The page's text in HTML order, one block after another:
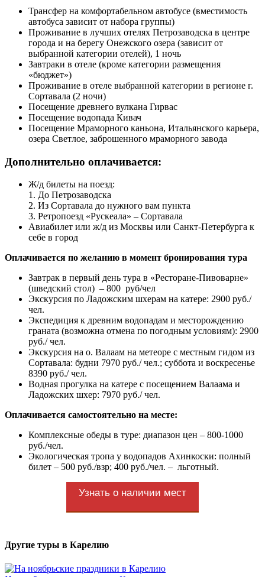
Трансфер на комфортабельном автобусе (вместимость
автобуса зависит от набора группы)
Проживание в лучших отелях Петрозаводска в центре
города и на берегу Онежского озера (зависит от
выбранной категории отелей), 1 ночь
Завтраки в отеле (кроме категории размещения
«бюджет»)
Проживание в отеле выбранной категории в регионе г.
Сортавала (2 ночи)
Посещение древнего вулкана Гирвас
Посещение водопада Кивач
Посещение Мраморного каньона, Итальянского карьера,
озера Светлое, заброшенного мраморного завода
Дополнительно оплачивается:
Ж/д билеты на поезд:
1. До Петрозаводска
2. Из Сортавала до нужного вам пункта
3. Ретропоезд «Рускеала» – Сортавала
Авиабилет или ж/д из Москвы или Санкт-Петербурга к
себе в город
Оплачивается по желанию в момент бронирования тура
Завтрак в первый день тура в «Ресторане-Пивоварне»
(шведский стол) – 800 руб/чел
Экскурсия по Ладожским шхерам на катере: 2900 руб./
чел.
Экспедиция к древним водопадам и месторождению
граната (возможна отмена по погодным условиям): 2900
руб./ чел.
Экскурсия на о. Валаам на метеоре с местным гидом из
Сортавала: будни 7970 руб./ чел.; суббота и воскресенье
8390 руб./ чел.
Водная прогулка на катере с посещением Валаама и
Ладожских шхер: 7970 руб./ чел.
Оплачивается самостоятельно на месте:
Комплексные обеды в туре: диапазон цен – 800-1000
руб./чел.
Экологическая тропа у водопадов Ахинкоски: полный
билет – 500 руб./взр; 400 руб./чел. – льготный.
Узнать о наличии мест
Другие туры в Карелию